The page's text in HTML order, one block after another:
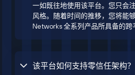
一如既往地使用该平台。您只会
风格。随着时间的推移，您将能
Networks 全系列产品所具备的跨
该平台如何支持零信任架构？